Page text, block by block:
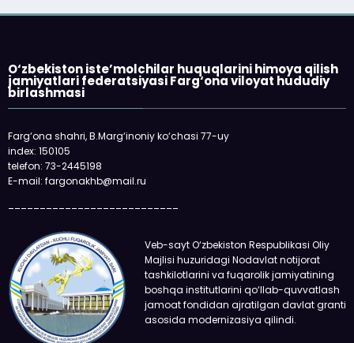
O‘zbekiston iste’molchilar huquqlarini himoya qilish
jamiyatlari federatsiyasi Farg‘ona viloyat hududiy
birlashmasi
Farg‘ona shahri, B.Marg‘inoniy ko‘chasi 77-uy
index: 150105
telefon: 73-2445198
E-mail: fargonakhb@mail.ru
Veb-sayt O‘zbekiston Respublikasi Oliy
Majlisi huzuridagi Nodavlat notijorat
tashkilotlarini va fuqarolik jamiyatining
boshqa institutlarini qo‘llab-quvvatlash
jamoat fondidan ajratilgan davlat granti
asosida modernizasiya qilindi.